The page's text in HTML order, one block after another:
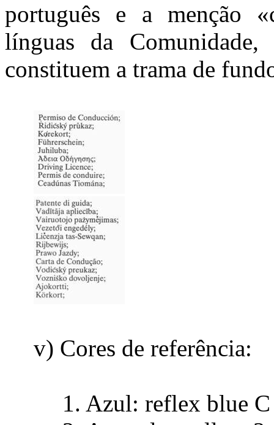
português e a menção
línguas da Comunidade,
constituem a trama de
v) Cores de referência:
1. Azul: reflex blue